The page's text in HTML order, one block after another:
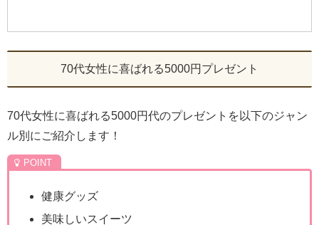
70代女性に喜ばれる5000円プレゼント
70代女性に喜ばれる5000円代のプレゼントを以下のジャン
ル別にご紹介します！
健康グッズ
美味しいスイーツ